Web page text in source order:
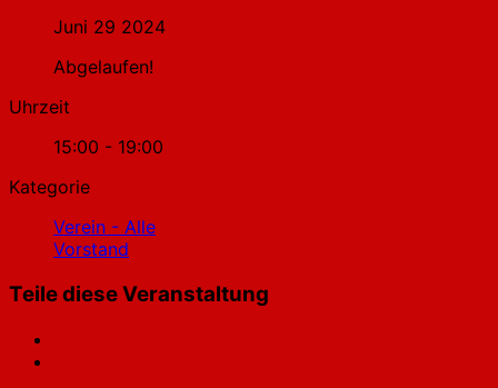
Juni 29 2024
Abgelaufen!
Uhrzeit
15:00 - 19:00
Kategorie
Verein - Alle
Vorstand
Teile diese Veranstaltung